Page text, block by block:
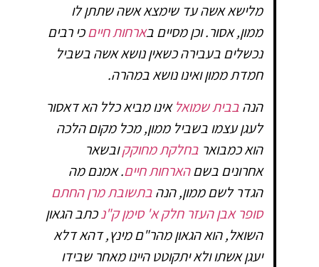
מלישא אשה עד שימצא אשה שתתן לו
ממון, אסור. וכן מסיים בארחות חייםכי רבים
נכשלים בעבירה כשאין נושא אשה בשביל
חמדת ממון ואינו נושא במהרה.
הנהבבית שמואלאינו מביא כלל הא דאסור
לעגן עצמו בשביל ממון, מכל מקום הלכה
הוא כמבואר בחלקת מחוקקובשאר
אחרונים בשםהארחות חיים. אמנם מה
הגדר לשם ממון, הנהבתשובת מרן החתם
סופר אבן העזר חלק א' סימן ק"נכתב הגאון
השואל, הוא הגאון מהר"ם מינץ, דהא דלא
יעגן אשתו ולא יתקוטט היינו מאחר שבידו